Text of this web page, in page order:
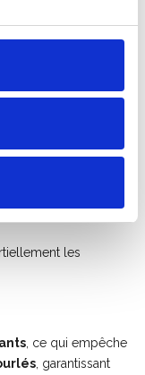
les
, ce qui empêche
, garantissant